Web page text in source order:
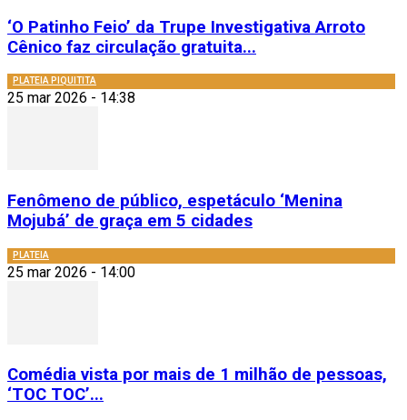
‘O Patinho Feio’ da Trupe Investigativa Arroto
Cênico faz circulação gratuita...
PLATEIA PIQUITITA
25 mar 2026 - 14:38
Fenômeno de público, espetáculo ‘Menina
Mojubá’ de graça em 5 cidades
PLATEIA
25 mar 2026 - 14:00
Comédia vista por mais de 1 milhão de pessoas,
‘TOC TOC’...